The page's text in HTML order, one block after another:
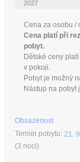
2027
Cena za osobu /
Cena platí při
pobyt.
Dětské ceny
v pokoji.
Pobyt je možný
Nástup na pobyt
Obsazenost
Termín pobytu: 21.
(3 noci)